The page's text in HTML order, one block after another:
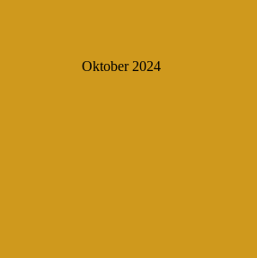
Oktober 2024